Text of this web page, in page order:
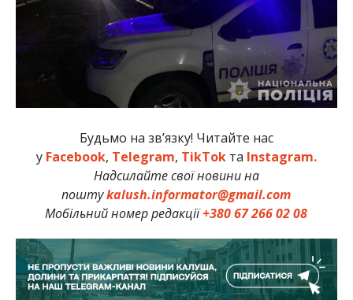
Будьмо на зв’язку! Читайте нас
у Facebook, Telegram, TikTokта Instagram.
Надсилайте свої новини на
поштуkalush.informator@gmail.com
Мобільний номер редакції+380 67 266 02 08